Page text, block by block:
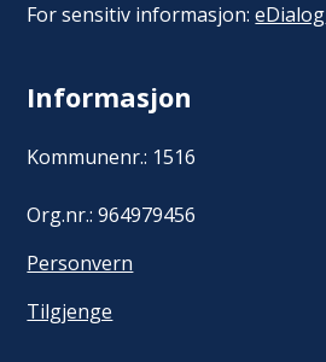
For sensitiv informasjon:eDialog
Informasjon
Kommunenr.: 1516
Org.nr.: 964979456
Personvern
Tilgjenge